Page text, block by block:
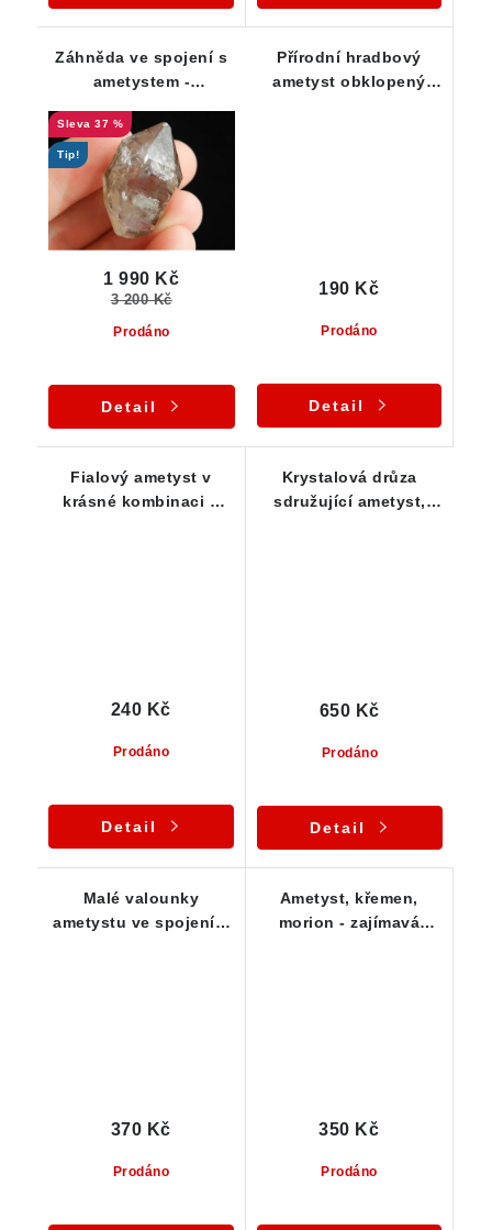
Záhněda ve spojení s
ametystem -
krystal s náznakem
fantomu - Česká Mez
37 %
Tip!
Prodáno
1 990 Kč
3 200 Kč
Detail
Přírodní hradbový
ametyst obklopený
Prodáno
190 Kč
Detail
Fialový ametyst v
krásné kombinaci s
Prodáno
240 Kč
Detail
Krystalová drůza
sdružující ametyst,
Prodáno
650 Kč
Detail
Malé valounky
ametystu ve spojení s
Prodáno
370 Kč
Ametyst, křemen,
morion - zajímavá
Prodáno
350 Kč